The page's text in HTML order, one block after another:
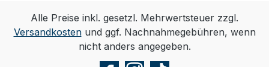
Alle Preise inkl. gesetzl. Mehrwertsteuer zzgl.
Versandkostenund ggf. Nachnahmegebühren, wenn
nicht anders angegeben.